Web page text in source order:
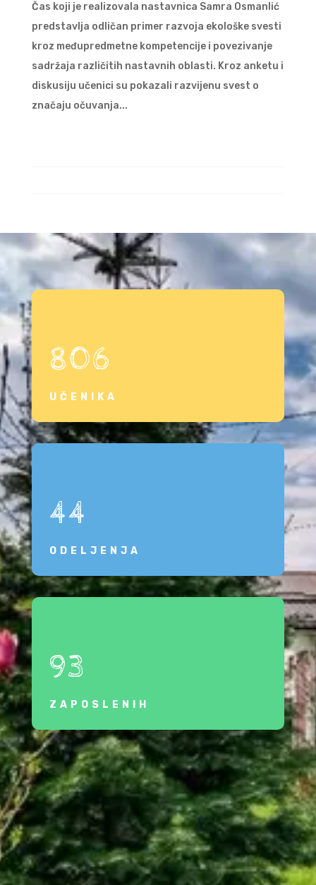
Čas koji je realizovala nastavnica Samra Osmanlić
predstavlja odličan primer razvoja ekološke svesti
kroz međupredmetne kompetencije i povezivanje
sadržaja različitih nastavnih oblasti. Kroz anketu i
diskusiju učenici su pokazali razvijenu svest o
značaju očuvanja...
806
UČENIKA
44
ODELJENJA
93
ZAPOSLENIH